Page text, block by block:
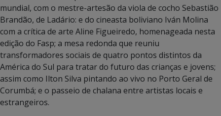
mundial, com o mestre-artesão da viola de cocho Sebastião
Brandão, de Ladário: e do cineasta boliviano Iván Molina
com a crítica de arte Aline Figueiredo, homenageada nesta
edição do Fasp; a mesa redonda que reuniu
transformadores sociais de quatro pontos distintos da
América do Sul para tratar do futuro das crianças e jovens;
assim como Ilton Silva pintando ao vivo no Porto Geral de
Corumbá; e o passeio de chalana entre artistas locais e
estrangeiros.